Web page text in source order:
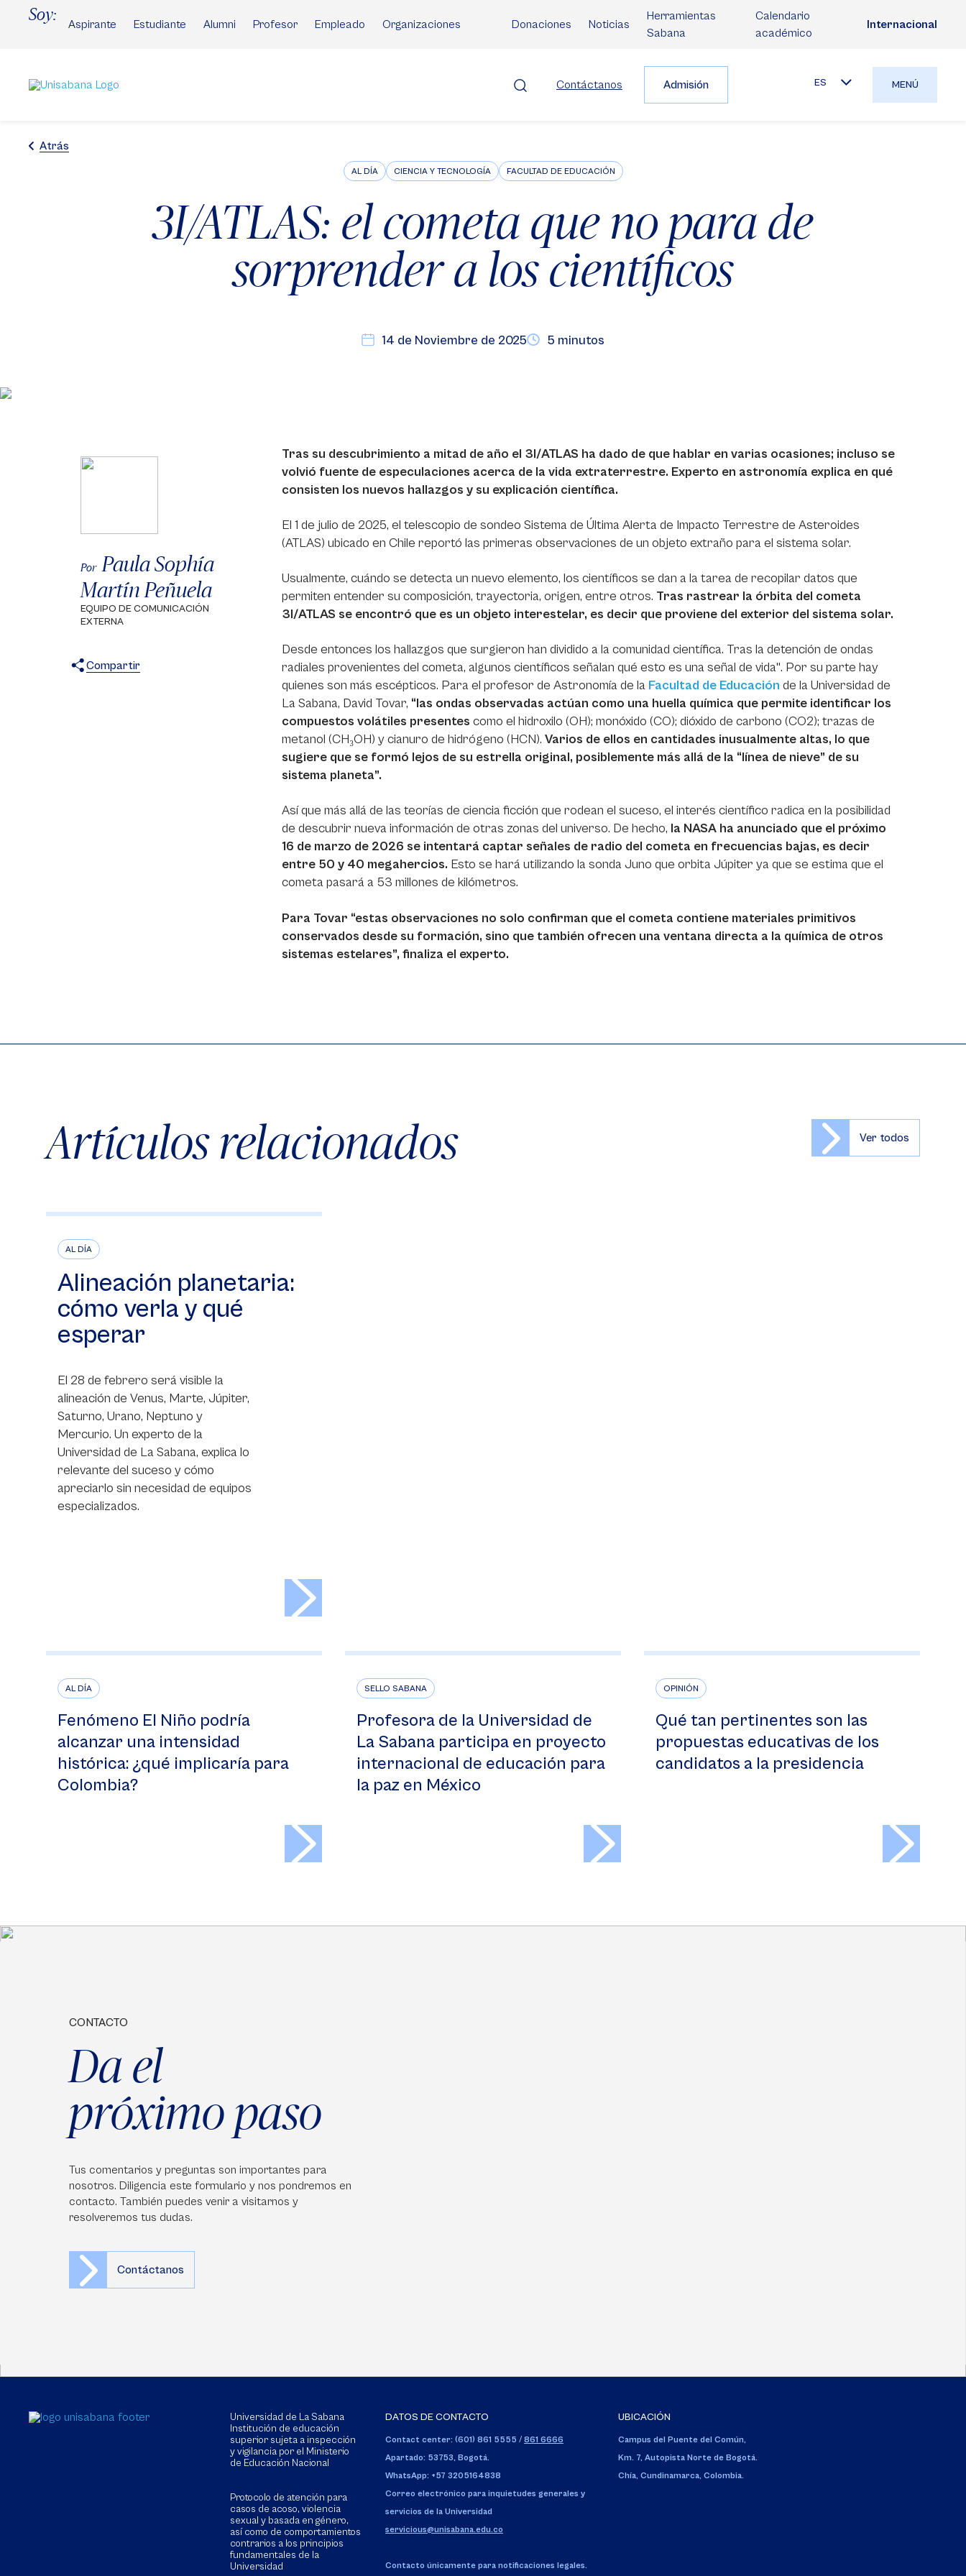
Soy:
Aspirante Estudiante Alumni Profesor Empleado Organizaciones Donaciones Noticias
Herramientas
Sabana
Calendario
académico
Internacional
Contáctanos Admisión ES MENÚ
Atrás
AL DÍA CIENCIA Y TECNOLOGÍA FACULTAD DE EDUCACIÓN
3I/ATLAS: el cometa que no para de
sorprender a los científicos
14 de Noviembre de 2025 5 minutos
Por Paula Sophía
Martín Peñuela
EQUIPO DE COMUNICACIÓN
EXTERNA
Compartir
Tras su descubrimiento a mitad de año el 3I/ATLAS ha dado de que hablar en varias ocasiones; incluso se
volvió fuente de especulaciones acerca de la vida extraterrestre. Experto en astronomía explica en qué
consisten los nuevos hallazgos y su explicación científica.
El 1 de julio de 2025, el telescopio de sondeo Sistema de Última Alerta de Impacto Terrestre de Asteroides
(ATLAS) ubicado en Chile reportó las primeras observaciones de un objeto extraño para el sistema solar.
Usualmente, cuándo se detecta un nuevo elemento, los científicos se dan a la tarea de recopilar datos que
permiten entender su composición, trayectoria, origen, entre otros. Tras rastrear la órbita del cometa
3I/ATLAS se encontró que es un objeto interestelar, es decir que proviene del exterior del sistema solar.
Desde entonces los hallazgos que surgieron han dividido a la comunidad científica. Tras la detención de ondas
radiales provenientes del cometa, algunos científicos señalan qué esto es una señal de vida". Por su parte hay
quienes son más escépticos. Para el profesor de Astronomía de la Facultad de Educación de la Universidad de
La Sabana, David Tovar, “las ondas observadas actúan como una huella química que permite identificar los
compuestos volátiles presentes como el hidroxilo (OH); monóxido (CO); dióxido de carbono (CO2); trazas de
metanol (CH₃OH) y cianuro de hidrógeno (HCN). Varios de ellos en cantidades inusualmente altas, lo que
sugiere que se formó lejos de su estrella original, posiblemente más allá de la “línea de nieve” de su
sistema planeta”.
Así que más allá de las teorías de ciencia ficción que rodean el suceso, el interés científico radica en la posibilidad
de descubrir nueva información de otras zonas del universo. De hecho, la NASA ha anunciado que el próximo
16 de marzo de 2026 se intentará captar señales de radio del cometa en frecuencias bajas, es decir
entre 50 y 40 megahercios. Esto se hará utilizando la sonda Juno que orbita Júpiter ya que se estima que el
cometa pasará a 53 millones de kilómetros.
Para Tovar “estas observaciones no solo confirman que el cometa contiene materiales primitivos
conservados desde su formación, sino que también ofrecen una ventana directa a la química de otros
sistemas estelares”, finaliza el experto.
Artículos relacionados Ver todos
AL DÍA
Alineación planetaria:
cómo verla y qué
esperar
El 28 de febrero será visible la
alineación de Venus, Marte, Júpiter,
Saturno, Urano, Neptuno y
Mercurio. Un experto de la
Universidad de La Sabana, explica lo
relevante del suceso y cómo
apreciarlo sin necesidad de equipos
especializados.
AL DÍA
Fenómeno El Niño podría
alcanzar una intensidad
histórica: ¿qué implicaría para
Colombia?
SELLO SABANA
Profesora de la Universidad de
La Sabana participa en proyecto
internacional de educación para
la paz en México
OPINIÓN
Qué tan pertinentes son las
propuestas educativas de los
candidatos a la presidencia
CONTACTO
Da el
próximo paso
Tus comentarios y preguntas son importantes para
nosotros. Diligencia este formulario y nos pondremos en
contacto. También puedes venir a visitarnos y
resolveremos tus dudas.
Contáctanos
Universidad de La Sabana
Institución de educación
superior sujeta a inspección
y vigilancia por el Ministerio
de Educación Nacional
Protocolo de atención para
casos de acoso, violencia
sexual y basada en género,
así como de comportamientos
contrarios a los principios
fundamentales de la
Universidad
DATOS DE CONTACTO
Contact center: (601) 861 5555 / 861 6666
Apartado: 53753, Bogotá.
WhatsApp: +57 3205164838
Correo electrónico para inquietudes generales y
servicios de la Universidad
servicious@unisabana.edu.co
Contacto únicamente para notificaciones legales.
UBICACIÓN
Campus del Puente del Común,
Km. 7, Autopista Norte de Bogotá.
Chía, Cundinamarca, Colombia.